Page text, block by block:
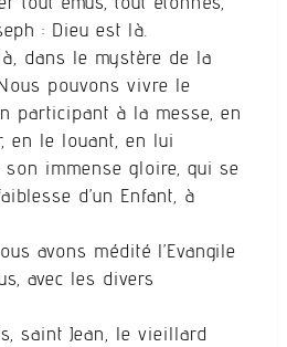
: Dieu est là.
dans le mystère de la
pouvons vivre le
participant à la messe, en
en le louant, en lui
immense gloire, qui se
d’un Enfant, à
avons médité l’Evangile
avec les divers
saint Jean, le vieillard